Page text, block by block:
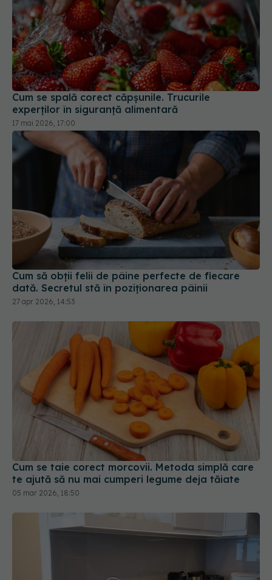
Cum se spală corect căpșunile. Trucurile
experților în siguranță alimentară
17 mai 2026, 17:00
Cum să obții felii de pâine perfecte de fiecare
dată. Secretul stă în poziționarea pâinii
27 apr 2026, 14:53
Cum se taie corect morcovii. Metoda simplă care
te ajută să nu mai cumperi legume deja tăiate
05 mar 2026, 18:50